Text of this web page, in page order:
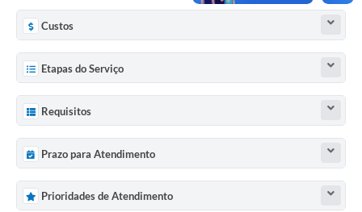
Enquete
Agenda
Contato
Custos
Etapas do Serviço
Requisitos
Prazo para Atendimento
Prioridades de Atendimento